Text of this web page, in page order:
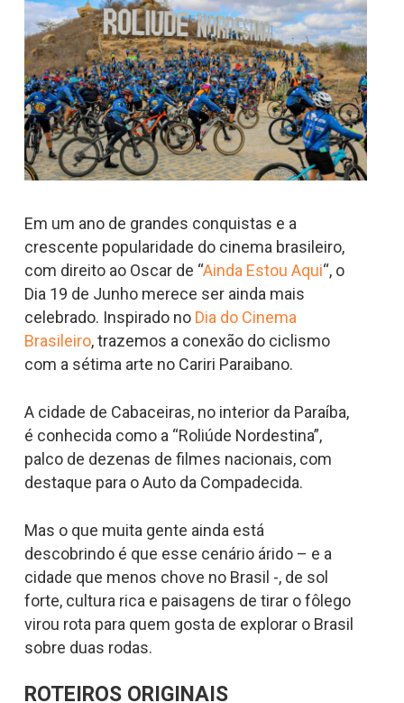
Em um ano de grandes conquistas e a
crescente popularidade do cinema brasileiro,
com direito ao Oscar de “Ainda Estou Aqui“, o
Dia 19 de Junho merece ser ainda mais
celebrado. Inspirado no Dia do Cinema
Brasileiro, trazemos a conexão do ciclismo
com a sétima arte no Cariri Paraibano.
A cidade de Cabaceiras, no interior da Paraíba,
é conhecida como a “Roliúde Nordestina”,
palco de dezenas de filmes nacionais, com
destaque para o Auto da Compadecida.
Mas o que muita gente ainda está
descobrindo é que esse cenário árido – e a
cidade que menos chove no Brasil -, de sol
forte, cultura rica e paisagens de tirar o fôlego
virou rota para quem gosta de explorar o Brasil
sobre duas rodas.
ROTEIROS ORIGINAIS